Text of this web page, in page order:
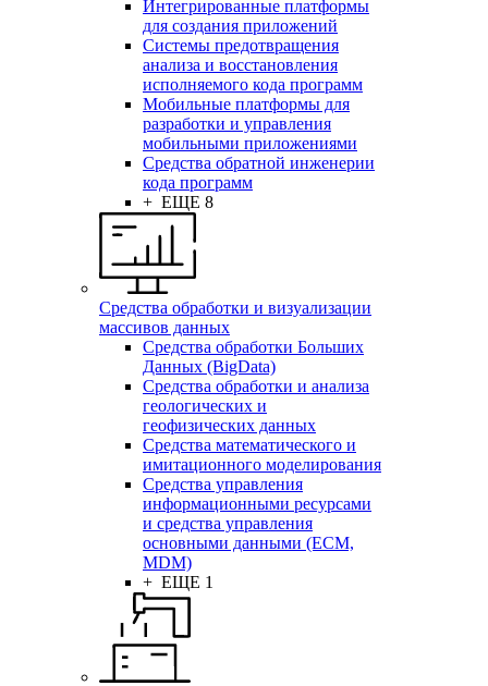
Интегрированные платформы
для создания приложений
Системы предотвращения
анализа и восстановления
исполняемого кода программ
Мобильные платформы для
разработки и управления
мобильными приложениями
Средства обратной инженерии
кода программ
+ ЕЩЕ 8
Средства обработки и визуализации
массивов данных
Средства обработки Больших
Данных (BigData)
Средства обработки и анализа
геологических и
геофизических данных
Средства математического и
имитационного моделирования
Средства управления
информационными ресурсами
и средства управления
основными данными (ECM,
MDM)
+ ЕЩЕ 1